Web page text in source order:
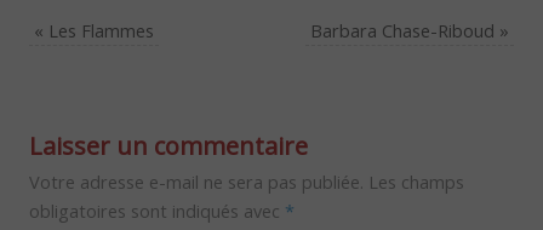
« Les Flammes Barbara Chase-Riboud »
Laisser un commentaire
Votre adresse e-mail ne sera pas publiée. Les champs
obligatoires sont indiqués avec *